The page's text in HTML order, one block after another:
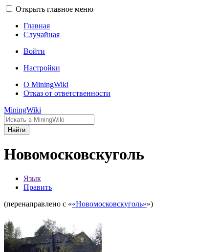
Открыть главное меню
Главная
Случайная
Войти
Настройки
О MiningWiki
Отказ от ответственности
MiningWiki
Найти
Новомосковскуголь
Язык
Править
(перенаправлено с ««Новомосковскуголь»»)